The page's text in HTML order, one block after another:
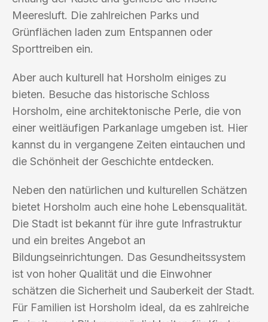
Meeresluft. Die zahlreichen Parks und
Grünflächen laden zum Entspannen oder
Sporttreiben ein.
Aber auch kulturell hat Horsholm einiges zu
bieten. Besuche das historische Schloss
Horsholm, eine architektonische Perle, die von
einer weitläufigen Parkanlage umgeben ist. Hier
kannst du in vergangene Zeiten eintauchen und
die Schönheit der Geschichte entdecken.
Neben den natürlichen und kulturellen Schätzen
bietet Horsholm auch eine hohe Lebensqualität.
Die Stadt ist bekannt für ihre gute Infrastruktur
und ein breites Angebot an
Bildungseinrichtungen. Das Gesundheitssystem
ist von hoher Qualität und die Einwohner
schätzen die Sicherheit und Sauberkeit der Stadt.
Für Familien ist Horsholm ideal, da es zahlreiche